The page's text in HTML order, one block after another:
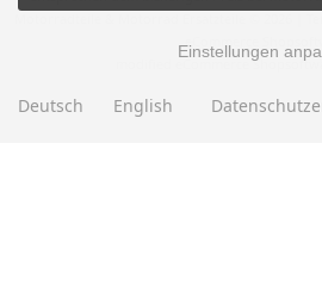
eCommerce
ified eCommerce
Einstellungen
Deutsch English